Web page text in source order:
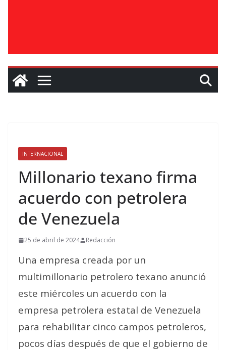
INTERNACIONAL
Millonario texano firma
acuerdo con petrolera
de Venezuela
25 de abril de 2024 Redacción
Una empresa creada por un
multimillonario petrolero texano anunció
este miércoles un acuerdo con la
empresa petrolera estatal de Venezuela
para rehabilitar cinco campos petroleros,
pocos días después de que el gobierno de